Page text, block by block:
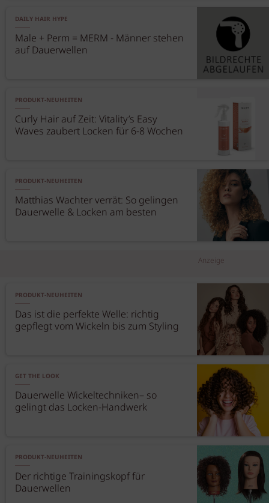
DAILY HAIR HYPE
Male + Perm = MERM - Männer stehen
auf Dauerwellen
PRODUKT-NEUHEITEN
Curly Hair auf Zeit: Vitality’s Easy
Waves zaubert Locken für 6-8 Wochen
PRODUKT-NEUHEITEN
Matthias Wachter verrät: So gelingen
Dauerwelle & Locken am besten
Anzeige
PRODUKT-NEUHEITEN
Das ist die perfekte Welle: richtig
gepflegt vom Wickeln bis zum Styling
GET THE LOOK
Dauerwelle Wickeltechniken– so
gelingt das Locken-Handwerk
PRODUKT-NEUHEITEN
Der richtige Trainingskopf für
Dauerwellen